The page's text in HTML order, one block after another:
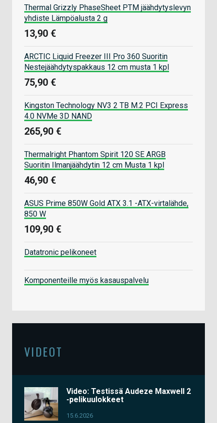
Thermal Grizzly PhaseSheet PTM jäähdytyslevyn
yhdiste Lämpöalusta 2 g
13,90 €
ARCTIC Liquid Freezer III Pro 360 Suoritin
Nestejäähdytyspakkaus 12 cm musta 1 kpl
75,90 €
Kingston Technology NV3 2 TB M.2 PCI Express
4.0 NVMe 3D NAND
265,90 €
Thermalright Phantom Spirit 120 SE ARGB
Suoritin Ilmanjäähdytin 12 cm Musta 1 kpl
46,90 €
ASUS Prime 850W Gold ATX 3.1 -ATX-virtalähde,
850 W
109,90 €
Datatronic pelikoneet
Komponenteille myös kasauspalvelu
VIDEOT
Video: Testissä Audeze Maxwell 2
-pelikuulokkeet
15.6.2026